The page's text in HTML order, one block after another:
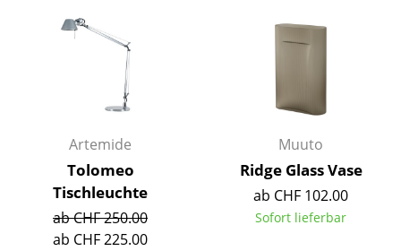
Einzelteile
Aufbewahren
Bücherregale
Wandregale
Sideboards & Kommoden
Artemide
Tolomeo
Tischleuchte
ab CHF 250.00
ab CHF 225.00
Muuto
Ridge Glass Vase
ab CHF 102.00
Sofort lieferbar